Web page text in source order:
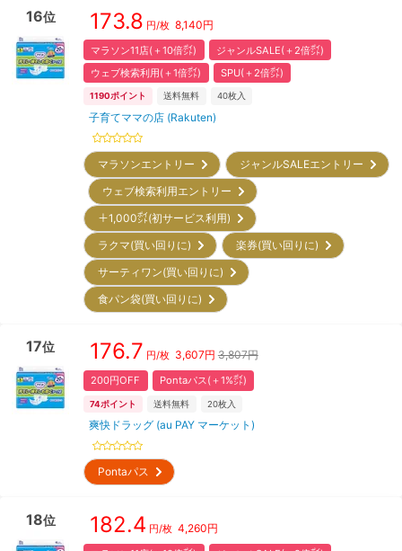
16位 173.8 円/枚 8,140円
マラソン11店(＋10倍㌽)
ジャンルSALE(＋2倍㌽)
ウェブ検索利用(＋1倍㌽)
SPU(＋2倍㌽)
1190ポイント 送料無料 40枚入
子育てママの店 (Rakuten)
マラソンエントリー
ジャンルSALEエントリー
ウェブ検索利用エントリー
＋1,000㌽(初サービス利用)
ラクマ(買い回りに)
楽券(買い回りに)
サーティワン(買い回りに)
食パン袋(買い回りに)
17位 176.7 円/枚 3,607円 3,807円
200円OFF Pontaパス(＋1%㌽)
74ポイント 送料無料 20枚入
爽快ドラッグ (au PAY マーケット)
Pontaパス
18位 182.4 円/枚 4,260円